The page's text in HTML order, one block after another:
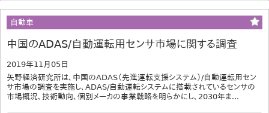
自動車
中国のADAS/自動運転用センサ市場に関する調査
2019年11月05日
矢野経済研究所は、中国のADAS（先進運転支援システム）/自動運転用セン
サ市場の調査を実施し、ADAS/自動運転システムに搭載されているセンサの
市場概況、技術動向、個別メーカの事業戦略を明らかにし、2030年ま...